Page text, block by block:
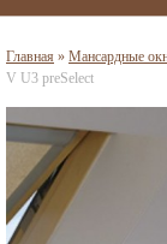
Главная » Мансардные
V U3 preSelect